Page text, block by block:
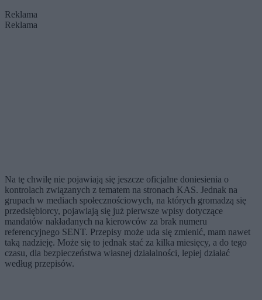
Reklama
Reklama
Na tę chwilę nie pojawiają się jeszcze oficjalne doniesienia o
kontrolach związanych z tematem na stronach KAS. Jednak na
grupach w mediach społecznościowych, na których gromadzą się
przedsiębiorcy, pojawiają się już pierwsze wpisy dotyczące
mandatów nakładanych na kierowców za brak numeru
referencyjnego SENT. Przepisy może uda się zmienić, mam nawet
taką nadzieję. Może się to jednak stać za kilka miesięcy, a do tego
czasu, dla bezpieczeństwa własnej działalności, lepiej działać
według przepisów.